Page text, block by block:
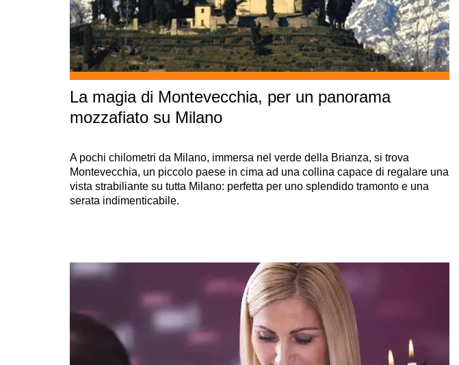
La magia di Montevecchia, per un panorama
mozzafiato su Milano
A pochi chilometri da Milano, immersa nel verde della Brianza, si trova
Montevecchia, un piccolo paese in cima ad una collina capace di regalare una
vista strabiliante su tutta Milano: perfetta per uno splendido tramonto e una
serata indimenticabile.